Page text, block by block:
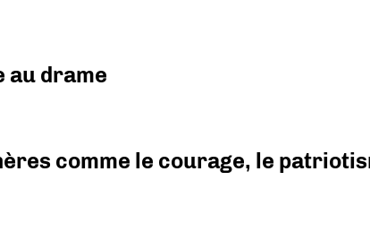
au drame
comme le courage, le